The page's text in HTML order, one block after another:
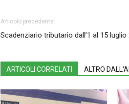
Articolo precedente
Scadenziario tributario dall’1 al 15 luglio
ARTICOLI CORRELATI ALTRO